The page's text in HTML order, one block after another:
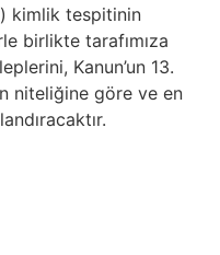
) kimlik tespitinin
birlikte tarafımıza
Kanun’un 13.
niteliğine göre ve en